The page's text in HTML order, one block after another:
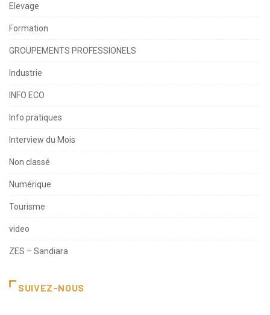
Elevage
Formation
GROUPEMENTS PROFESSIONELS
Industrie
INFO ECO
Info pratiques
Interview du Mois
Non classé
Numérique
Tourisme
video
ZES – Sandiara
SUIVEZ-NOUS